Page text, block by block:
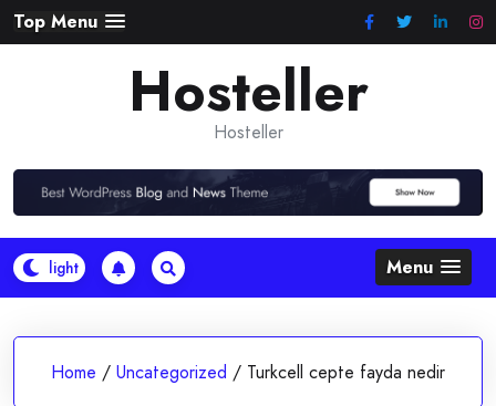
Skip
to
Top Menu
Hosteller
Hosteller
Menu
Home / Uncategorized / Turkcell cepte fayda nedir